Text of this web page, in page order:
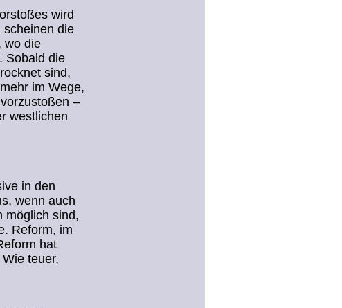
wird
scheinen die
wo die
Sobald die
sind,
im Wege,
–
westlichen
in den
wenn auch
möglich sind,
Reform, im
hat
teuer,